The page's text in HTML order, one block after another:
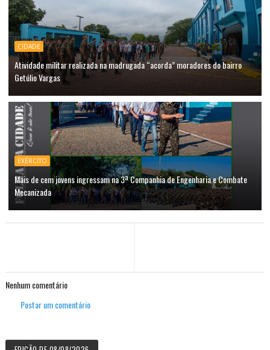
CIDADE
Atividade militar realizada na madrugada “acorda” moradores do bairro
Getúlio Vargas
EXÉRCITO
Mais de cem jovens ingressam na 3ª Companhia de Engenharia e Combate
Mecanizada
Nenhum comentário
Postar um comentário